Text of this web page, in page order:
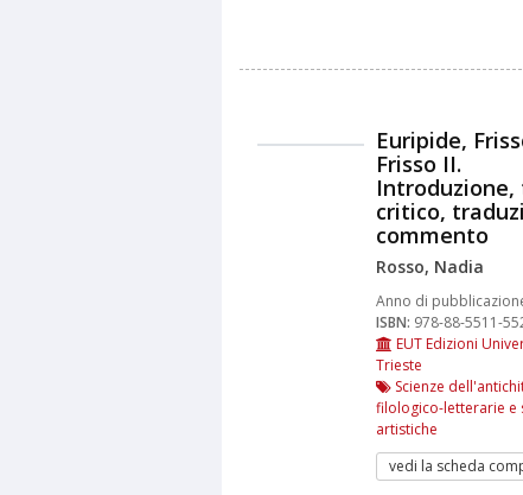
Euripide,
Frisso II.
Introduzione,
critico,
commento
Rosso, Nadia
Anno di
ISBN: 978-88-5511-
EUT Edizioni
Trieste
Scienze
filologico-letterarie e
artistiche
vedi la scheda